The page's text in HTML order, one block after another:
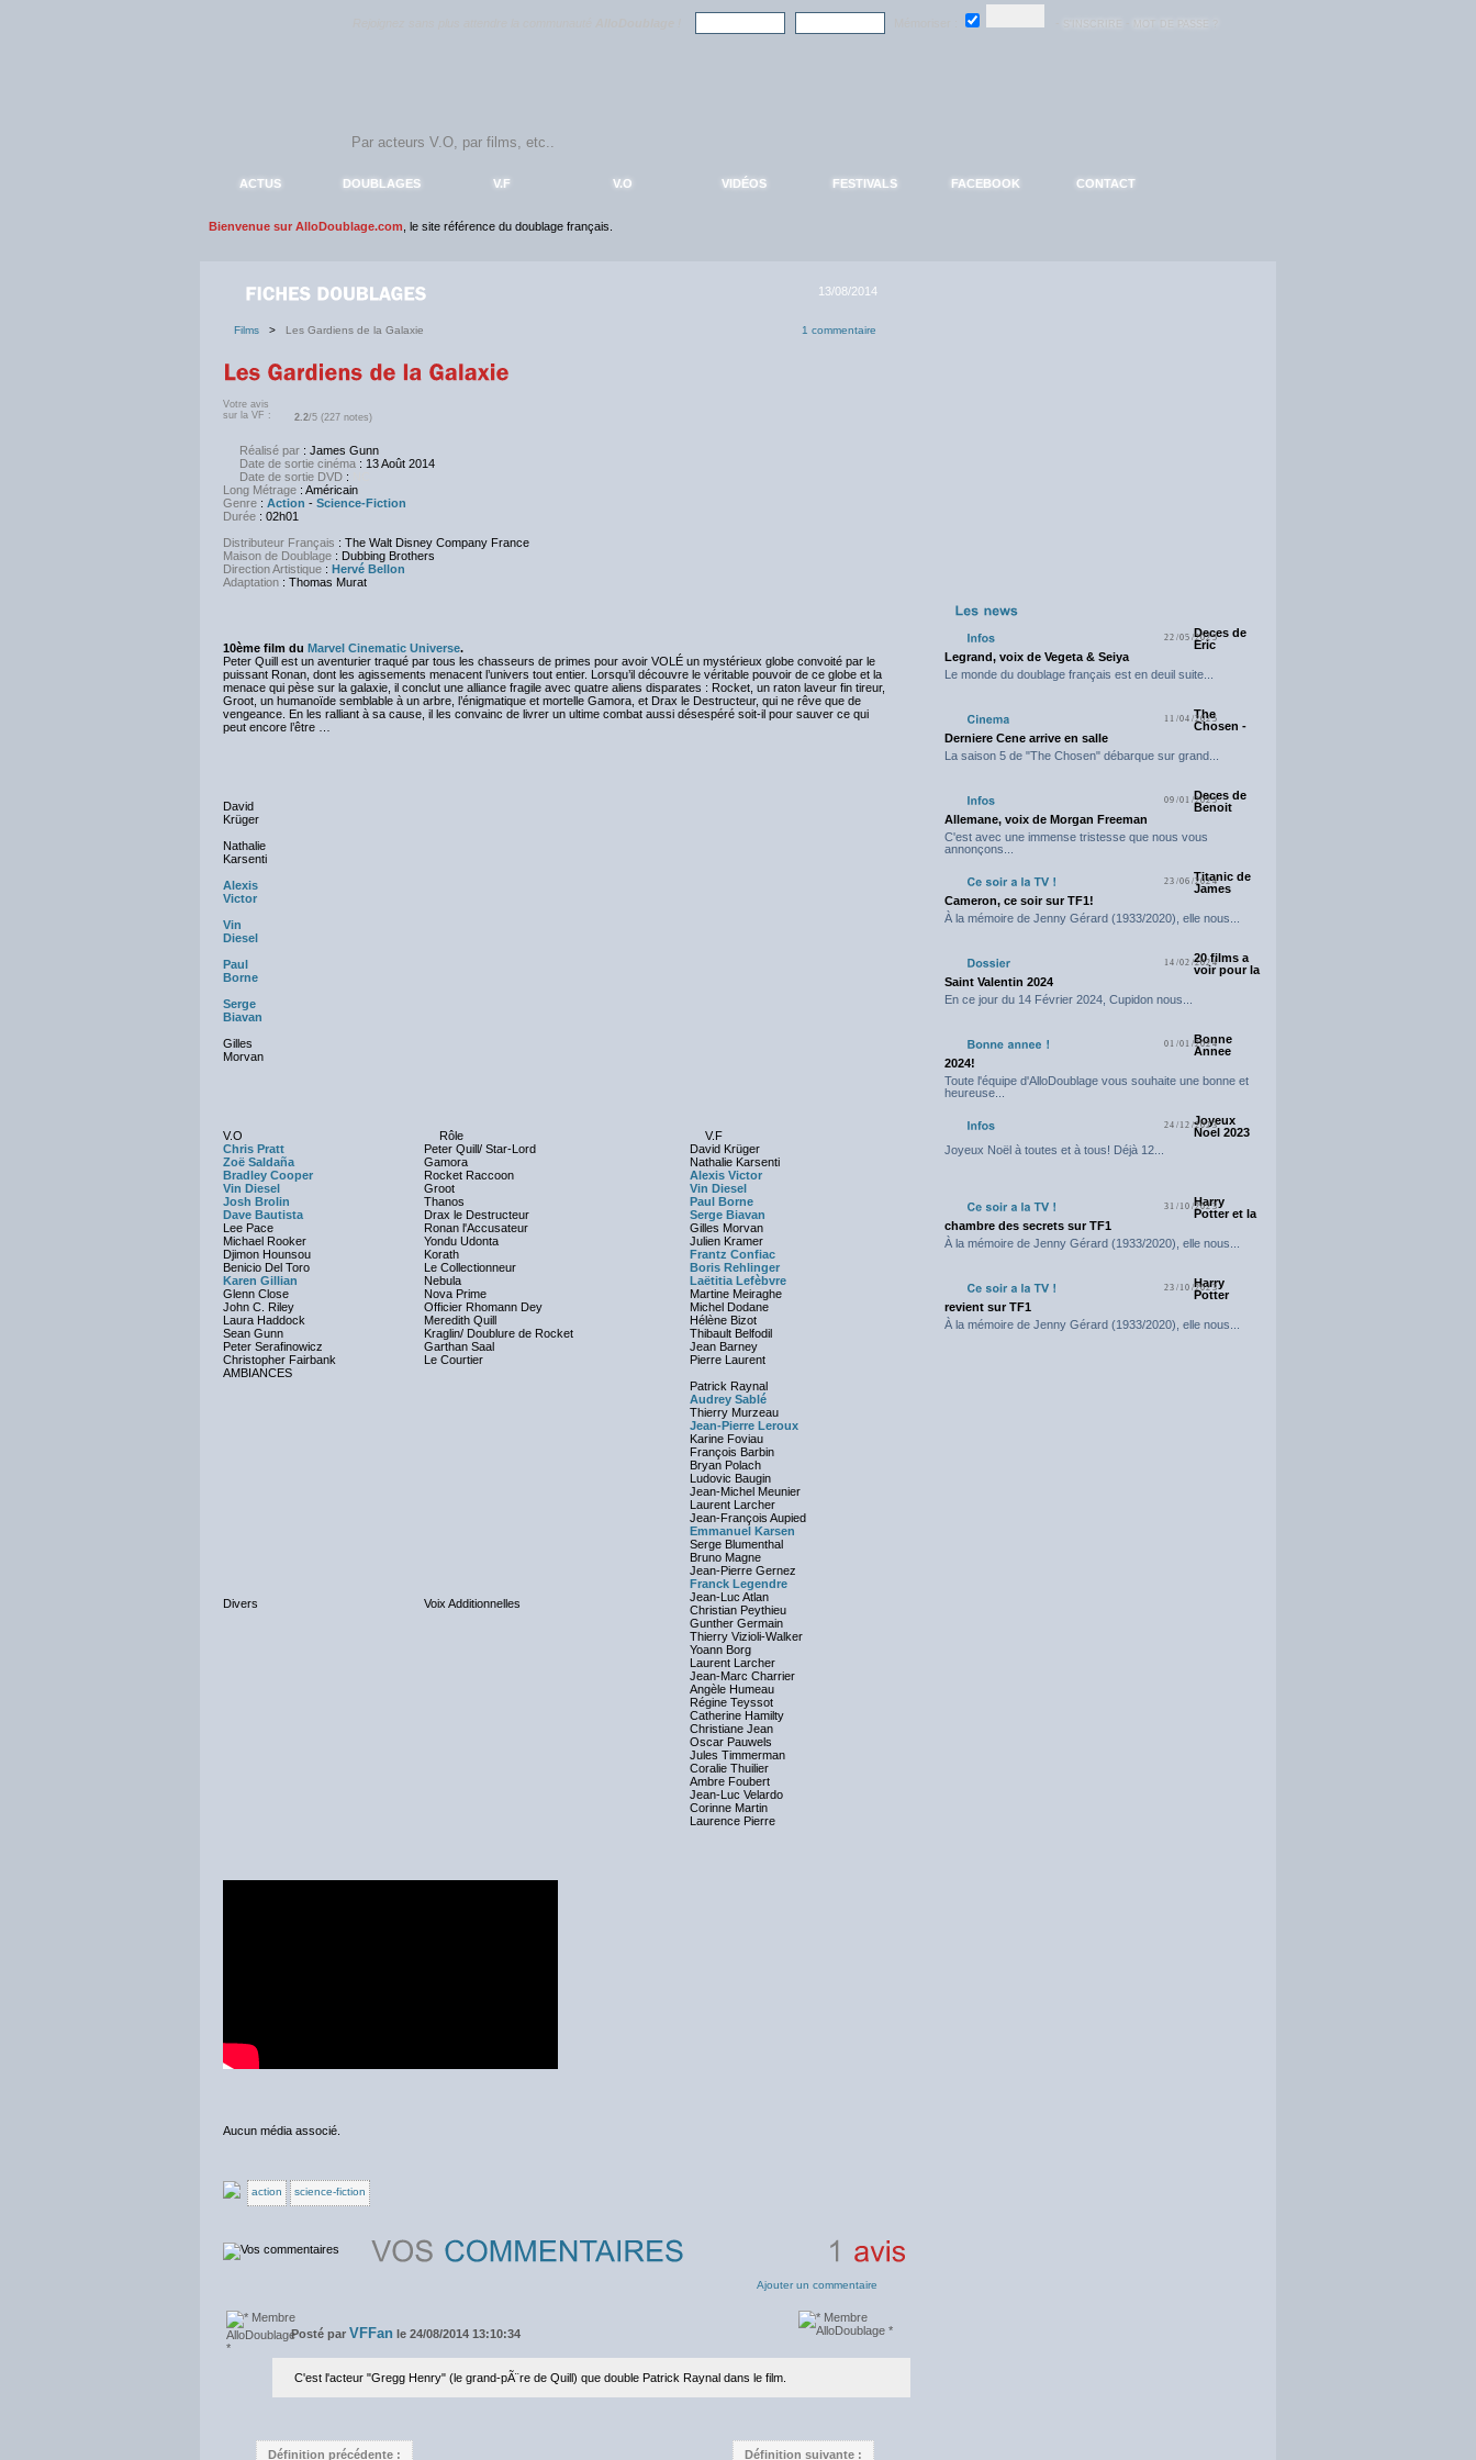
ACTUS DOUBLAGES V.F V.O VIDÉOS FESTIVALS FACEBOOK CONTACT
Bienvenue sur AlloDoublage.com , le site référence du doublage français.
13/08/2014
Films > Les Gardiens de la Galaxie 1 commentaire
Votre avis
sur la VF :
2.2/5 (227 notes)
Réalisé par : James Gunn
Date de sortie cinéma : 13 Août 2014
Date de sortie DVD :
Long Métrage : Américain
Genre : Action - Science-Fiction
Durée : 02h01
Distributeur Français : The Walt Disney Company France
Maison de Doublage : Dubbing Brothers
Direction Artistique : Hervé Bellon
Adaptation : Thomas Murat
10ème film du Marvel Cinematic Universe.
Peter Quill est un aventurier traqué par tous les chasseurs de primes pour avoir VOLÉ un mystérieux globe convoité par le
puissant Ronan, dont les agissements menacent l’univers tout entier. Lorsqu’il découvre le véritable pouvoir de ce globe et la
menace qui pèse sur la galaxie, il conclut une alliance fragile avec quatre aliens disparates : Rocket, un raton laveur fin tireur,
Groot, un humanoïde semblable à un arbre, l’énigmatique et mortelle Gamora, et Drax le Destructeur, qui ne rêve que de
vengeance. En les ralliant à sa cause, il les convainc de livrer un ultime combat aussi désespéré soit-il pour sauver ce qui
peut encore l’être …
David
Krüger
Nathalie
Karsenti
Alexis
Victor
Vin
Diesel
Paul
Borne
Serge
Biavan
Gilles
Morvan
V.O Rôle
V.F
Chris Pratt
Peter Quill/ Star-Lord
David Krüger
Zoë Saldaña
Gamora
Nathalie Karsenti
Bradley Cooper
Rocket Raccoon
Alexis Victor
Vin Diesel
Groot
Vin Diesel
Josh Brolin
Thanos
Paul Borne
Dave Bautista
Drax le Destructeur
Serge Biavan
Lee Pace
Ronan l'Accusateur
Gilles Morvan
Michael Rooker
Yondu Udonta
Julien Kramer
Djimon Hounsou
Korath
Frantz Confiac
Benicio Del Toro
Le Collectionneur
Boris Rehlinger
Karen Gillian
Nebula
Laëtitia Lefèbvre
Glenn Close
Nova Prime
Martine Meiraghe
John C. Riley
Officier Rhomann Dey
Michel Dodane
Laura Haddock
Meredith Quill
Hélène Bizot
Sean Gunn
Kraglin/ Doublure de Rocket
Thibault Belfodil
Peter Serafinowicz
Garthan Saal
Jean Barney
Christopher Fairbank
Le Courtier
Pierre Laurent
AMBIANCES
Divers Voix Additionnelles
Patrick Raynal
Audrey Sablé
Thierry Murzeau
Jean-Pierre Leroux
Karine Foviau
François Barbin
Bryan Polach
Ludovic Baugin
Jean-Michel Meunier
Laurent Larcher
Jean-François Aupied
Emmanuel Karsen
Serge Blumenthal
Bruno Magne
Jean-Pierre Gernez
Franck Legendre
Jean-Luc Atlan
Christian Peythieu
Gunther Germain
Thierry Vizioli-Walker
Yoann Borg
Laurent Larcher
Jean-Marc Charrier
Angèle Humeau
Régine Teyssot
Catherine Hamilty
Christiane Jean
Oscar Pauwels
Jules Timmerman
Coralie Thuilier
Ambre Foubert
Jean-Luc Velardo
Corinne Martin
Laurence Pierre
Aucun média associé.
action science-fiction
Ajouter un commentaire
Posté par VFFan le 24/08/2014 13:10:34
C'est l'acteur "Gregg Henry" (le grand-pÃ¨re de Quill) que double Patrick Raynal dans le film.
Définition précédente : Définition suivante :
22/05/2025Deces de
Eric
Legrand, voix de Vegeta & Seiya
Le monde du doublage français est en deuil suite...
11/04/2025
The
Chosen -
Derniere Cene arrive en salle
La saison 5 de "The Chosen" débarque sur grand...
09/01/2025Deces de
Benoit
Allemane, voix de Morgan Freeman
C'est avec une immense tristesse que nous vous
annonçons...
23/06/2024Titanic de
James
Cameron, ce soir sur TF1!
À la mémoire de Jenny Gérard (1933/2020), elle nous...
14/02/202420 films a
voir pour la
Saint Valentin 2024
En ce jour du 14 Février 2024, Cupidon nous...
01/01/2024
Bonne
Annee
2024!
Toute l'équipe d'AlloDoublage vous souhaite une bonne et
heureuse...
24/12/2023
Joyeux
Noel 2023
Joyeux Noël à toutes et à tous! Déjà 12...
31/10/2023
Harry
Potter et la
chambre des secrets sur TF1
À la mémoire de Jenny Gérard (1933/2020), elle nous...
23/10/2023
Harry
Potter
revient sur TF1
À la mémoire de Jenny Gérard (1933/2020), elle nous...